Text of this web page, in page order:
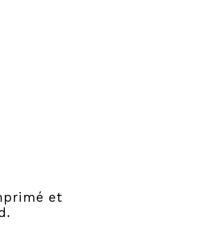
et